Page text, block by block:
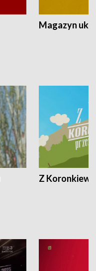
Magazyn
Z